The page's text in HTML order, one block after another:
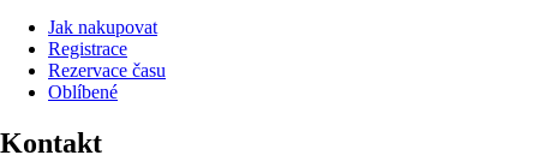
Jak nakupovat
Registrace
Rezervace času
Oblíbené
Kontakt